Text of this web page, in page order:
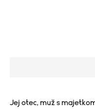
​Jej otec, muž s